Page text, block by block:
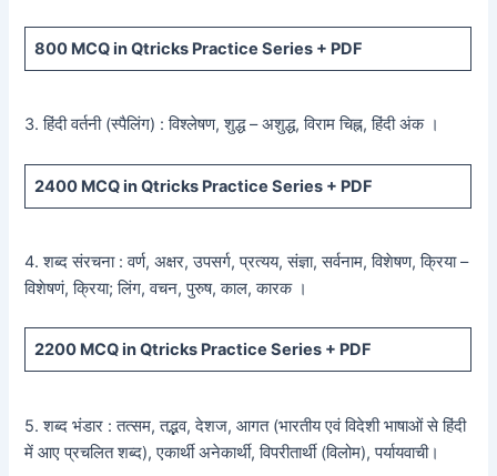
800 MCQ in Qtricks Practice Series + PDF
3. हिंदी वर्तनी (स्पैलिंग) : विश्लेषण, शुद्ध – अशुद्ध, विराम चिह्न, हिंदी अंक ।
2400 MCQ in Qtricks Practice Series + PDF
4. शब्द संरचना : वर्ण, अक्षर, उपसर्ग, प्रत्यय, संज्ञा, सर्वनाम, विशेषण, क्रिया –
विशेषणं, क्रिया; लिंग, वचन, पुरुष, काल, कारक ।
2200 MCQ in Qtricks Practice Series + PDF
5. शब्द भंडार : तत्सम, तद्भव, देशज, आगत (भारतीय एवं विदेशी भाषाओं से हिंदी
में आए प्रचलित शब्द), एकार्थी अनेकार्थी, विपरीतार्थी (विलोम), पर्यायवाची।